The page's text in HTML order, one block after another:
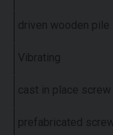
driven wooden pile
Vibrating
cast in place
prefabricated